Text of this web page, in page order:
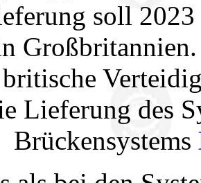
soll
Lieferung des
Brückensystems